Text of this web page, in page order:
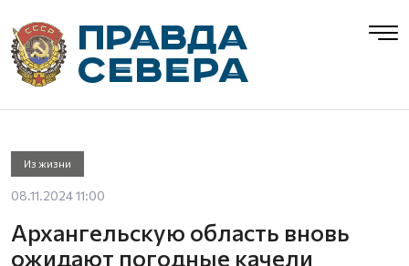
Из жизни
08.11.2024 11:00
Архангельскую область вновь
ожидают погодные качели